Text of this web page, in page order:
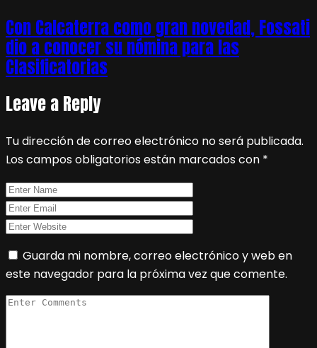
Con Calcaterra como gran novedad, Fossati
dio a conocer su nómina para las
Clasificatorias
Leave a Reply
Tu dirección de correo electrónico no será publicada.
Los campos obligatorios están marcados con *
Guarda mi nombre, correo electrónico y web en
este navegador para la próxima vez que comente.